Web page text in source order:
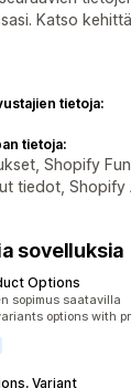
Katso
tietoja:
tietoja:
Shopify
tiedot, Shopify
sovelluksia
Options
sopimus saatavilla
options with
Variant